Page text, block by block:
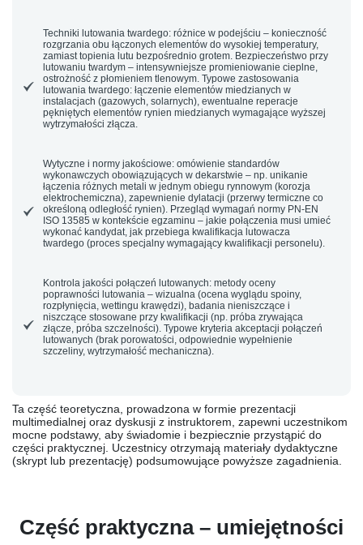
Techniki lutowania twardego: różnice w podejściu – konieczność
rozgrzania obu łączonych elementów do wysokiej temperatury,
zamiast topienia lutu bezpośrednio grotem. Bezpieczeństwo przy
lutowaniu twardym – intensywniejsze promieniowanie cieplne,
ostrożność z płomieniem tlenowym. Typowe zastosowania
lutowania twardego: łączenie elementów miedzianych w
instalacjach (gazowych, solarnych), ewentualne reperacje
pękniętych elementów rynien miedzianych wymagające wyższej
wytrzymałości złącza.
Wytyczne i normy jakościowe: omówienie standardów
wykonawczych obowiązujących w dekarstwie – np. unikanie
łączenia różnych metali w jednym obiegu rynnowym (korozja
elektrochemiczna), zapewnienie dylatacji (przerwy termiczne co
określoną odległość rynien). Przegląd wymagań normy PN-EN
ISO 13585 w kontekście egzaminu – jakie połączenia musi umieć
wykonać kandydat, jak przebiega kwalifikacja lutowacza
twardego (proces specjalny wymagający kwalifikacji personelu).
Kontrola jakości połączeń lutowanych: metody oceny
poprawności lutowania – wizualna (ocena wyglądu spoiny,
rozpłynięcia, wettingu krawędzi), badania nieniszczące i
niszczące stosowane przy kwalifikacji (np. próba zrywająca
złącze, próba szczelności). Typowe kryteria akceptacji połączeń
lutowanych (brak porowatości, odpowiednie wypełnienie
szczeliny, wytrzymałość mechaniczna).
Ta część teoretyczna, prowadzona w formie prezentacji
multimedialnej oraz dyskusji z instruktorem, zapewni uczestnikom
mocne podstawy, aby świadomie i bezpiecznie przystąpić do
części praktycznej. Uczestnicy otrzymają materiały dydaktyczne
(skrypt lub prezentację) podsumowujące powyższe zagadnienia.
Część praktyczna – umiejętności